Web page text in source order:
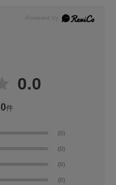
0.0
0件
(0)
(0)
(0)
(0)